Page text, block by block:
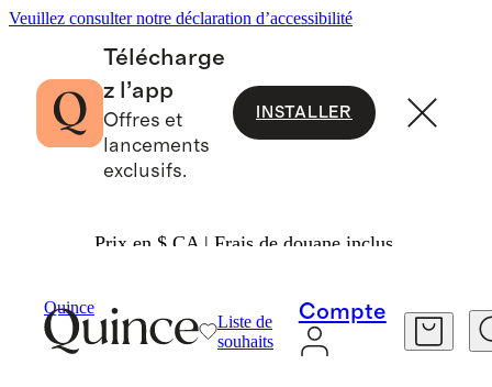
Veuillez consulter notre déclaration d’accessibilité
Télécharge
z l’app
Offres et
lancements
exclusifs.
INSTALLER
Prix en $ CA | Frais de douane inclus.
Quince
Liste de
souhaits
Compte
Colliers
COLLIERS